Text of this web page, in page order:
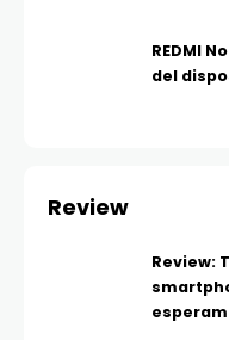
REDMI
del
Review
Review: